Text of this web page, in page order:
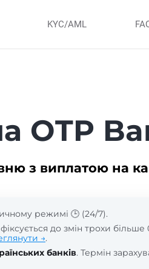
KYC/AML
OTP
з виплатою на
режимі 🕒 (24/7).
до змін трохи більше
→.
банків. Термін